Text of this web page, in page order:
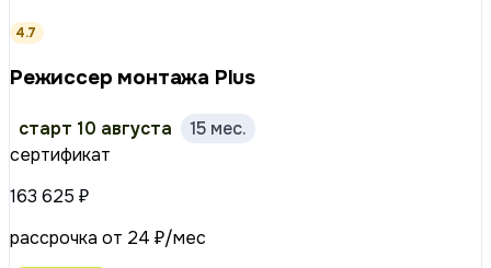
4.7
Режиссер монтажа Plus
старт 10 августа
15 мес.
сертификат
163 625 ₽
рассрочка от 24 ₽/мес